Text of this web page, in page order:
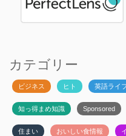
カテゴリー
ビジネス ヒト 英語ライ
知っ得まめ知識 Sponsored
住まい おいしい食情報